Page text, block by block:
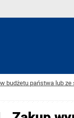
budżetu państwa lub